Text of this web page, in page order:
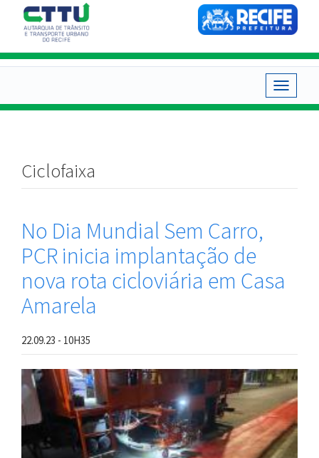
conteúdo
principal
Toggle
Ciclofaixa
No Dia Mundial Sem Carro,
PCR inicia implantação de
nova rota cicloviária em Casa
Amarela
22.09.23 - 10H35